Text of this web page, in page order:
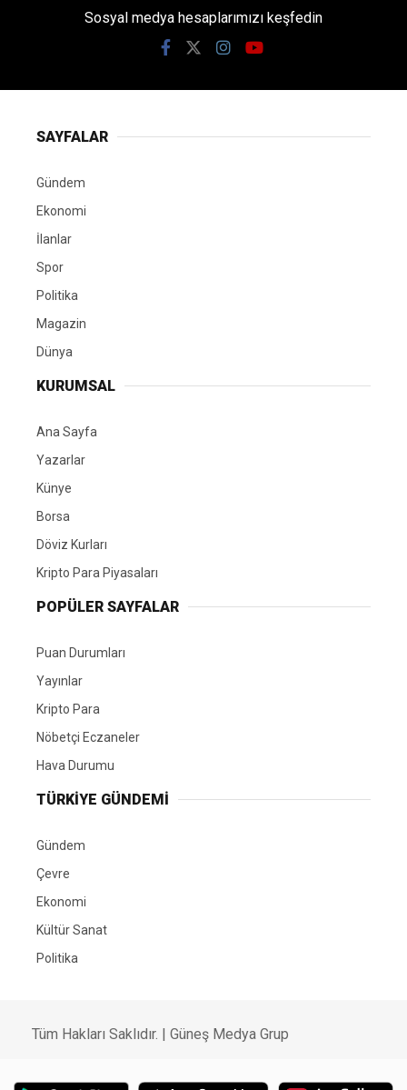
Sosyal medya hesaplarımızı keşfedin
SAYFALAR
Gündem
Ekonomi
İlanlar
Spor
Politika
Magazin
Dünya
KURUMSAL
Ana Sayfa
Yazarlar
Künye
Borsa
Döviz Kurları
Kripto Para Piyasaları
POPÜLER SAYFALAR
Puan Durumları
Yayınlar
Kripto Para
Nöbetçi Eczaneler
Hava Durumu
TÜRKIYE GÜNDEMI
Gündem
Çevre
Ekonomi
Kültür Sanat
Politika
Tüm Hakları Saklıdır. | Güneş Medya Grup